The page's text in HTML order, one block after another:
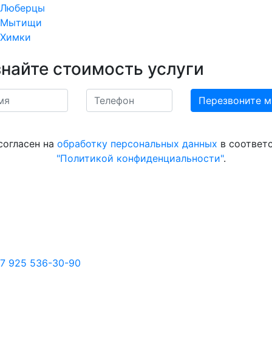
Люберцы
Мытищи
Химки
стоимость услуги
на обработку персональных данных в
"Политикой конфиденциальности".
925 536-30-90